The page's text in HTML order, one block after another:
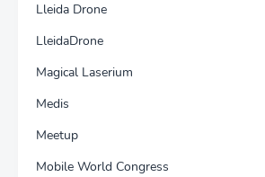
Lleida Drone
LleidaDrone
Magical Laserium
Medis
Meetup
Mobile World Congress